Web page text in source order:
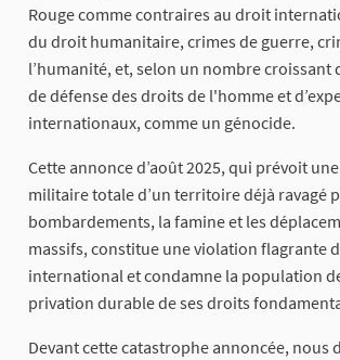
Rouge comme contraires au droit
du droit humanitaire, crimes de guerre,
l’humanité, et, selon un nombre croissant
de défense des droits de l'homme et
internationaux, comme un génocide.
Cette annonce d’août 2025, qui prévoit
militaire totale d’un territoire déjà ravagé
bombardements, la famine et les
massifs, constitue une violation flagrante
international et condamne la population
privation durable de ses droits
Devant cette catastrophe annoncée, nous